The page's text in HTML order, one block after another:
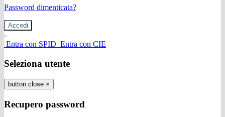
Password dimenticata?
-
Entra con SPID Entra con CIE
Seleziona utente
button close ×
Recupero password